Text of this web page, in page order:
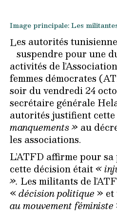
Image principale: Les
Les autorités
suspendre pour une
activités de
femmes démocrates
soir du vendredi 24
secrétaire générale
autorités justifient cette
manquements » au
les associations.
L’ATFD affirme pour
cette décision était«
». Les militants de
«décision politique» et
au mouvement féministe